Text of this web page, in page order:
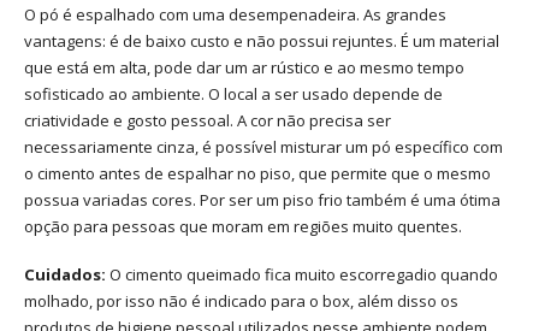
O pó é espalhado com uma desempenadeira. As grandes
vantagens: é de baixo custo e não possui rejuntes. É um material
que está em alta, pode dar um ar rústico e ao mesmo tempo
sofisticado ao ambiente. O local a ser usado depende de
criatividade e gosto pessoal. A cor não precisa ser
necessariamente cinza, é possível misturar um pó específico com
o cimento antes de espalhar no piso, que permite que o mesmo
possua variadas cores. Por ser um piso frio também é uma ótima
opção para pessoas que moram em regiões muito quentes.
Cuidados: O cimento queimado fica muito escorregadio quando
molhado, por isso não é indicado para o box, além disso os